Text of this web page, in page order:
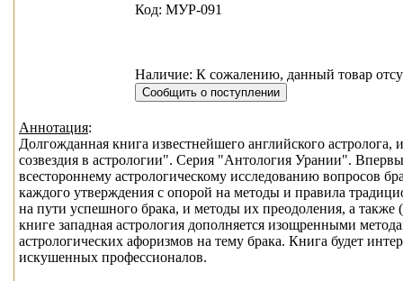
Код: МУР-091
Наличие: К сожалению, данный товар
Аннотация:
Долгожданная книга известнейшего английского
созвездия в астрологии". Серия "Антология Урании".
всестороннему астрологическому исследованию вопросов
каждого утверждения с опорой на методы и правила
на пути успешного брака, и методы их преодоления, а
книге западная астрология дополняется изощренными
астрологических афоризмов на тему брака. Книга будет
искушенных профессионалов.